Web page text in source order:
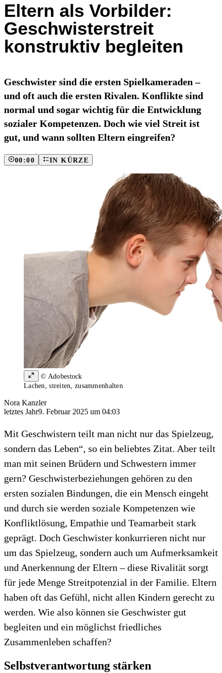
Eltern als Vorbilder:
Geschwisterstreit
konstruktiv begleiten
Geschwister sind die ersten Spielkameraden –
und oft auch die ersten Rivalen. Konflikte sind
normal und sogar wichtig für die Entwicklung
sozialer Kompetenzen. Doch wie viel Streit ist
gut, und wann sollten Eltern eingreifen?
00:00 IN KÜRZE
© Adobestock
Lachen, streiten, zusammenhalten
Nora Kanzler
letztes Jahr9. Februar 2025 um 04:03
Mit Geschwistern teilt man nicht nur das Spielzeug,
sondern das Leben“, so ein beliebtes Zitat. Aber teilt
man mit seinen Brüdern und Schwestern immer
gern? Geschwisterbeziehungen gehören zu den
ersten sozialen Bindungen, die ein Mensch eingeht
und durch sie werden soziale Kompetenzen wie
Konfliktlösung, Empathie und Teamarbeit stark
geprägt. Doch Geschwister konkurrieren nicht nur
um das Spielzeug, sondern auch um Aufmerksamkeit
und Anerkennung der Eltern – diese Rivalität sorgt
für jede Menge Streitpotenzial in der Familie. Eltern
haben oft das Gefühl, nicht allen Kindern gerecht zu
werden. Wie also können sie Geschwister gut
begleiten und ein möglichst friedliches
Zusammenleben schaffen?
Selbstverantwortung stärken